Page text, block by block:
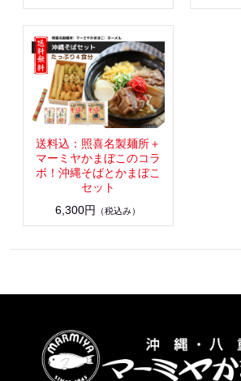
送料込：照喜名製麺所＋
マーミヤかまぼこのコラ
ボ！沖縄そばとかまぼこ
セット
6,300円
（税込み）